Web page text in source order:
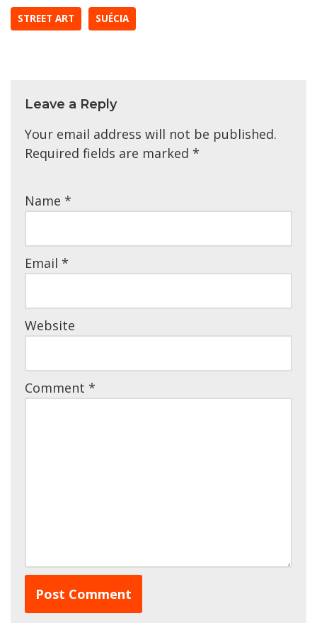
STREET ART SUÉCIA
Leave a Reply
Your email address will not be published.
Required fields are marked *
Name *
Email *
Website
Comment *